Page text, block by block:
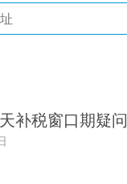
补税窗口期疑问